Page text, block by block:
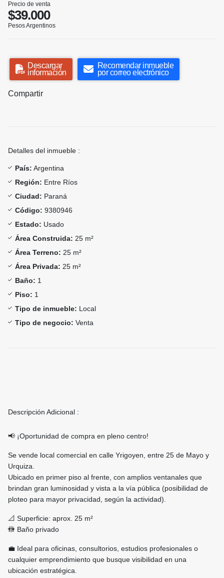
Precio de venta
$39.000
Pesos Argentinos
Descargar
información
Recomendar inmueble
por correo electrónico
Compartir
Detalles del inmueble :
País: Argentina
Región: Entre Ríos
Ciudad: Paraná
Código: 9380946
Estado: Usado
Área Construida: 25 m²
Área Terreno: 25 m²
Área Privada: 25 m²
Baño: 1
Piso: 1
Tipo de inmueble: Local
Tipo de negocio: Venta
Descripción Adicional :
📢 ¡Oportunidad de compra en pleno centro!
Se vende local comercial en calle Yrigoyen, entre 25 de Mayo y
Urquiza.
Ubicado en primer piso al frente, con amplios ventanales que
brindan gran luminosidad y vista a la vía pública (posibilidad de
ploteo para mayor privacidad, según la actividad).
📐 Superficie: aprox. 25 m²
🚻 Baño privado
💼 Ideal para oficinas, consultorios, estudios profesionales o
cualquier emprendimiento que busque visibilidad en una
ubicación estratégica.